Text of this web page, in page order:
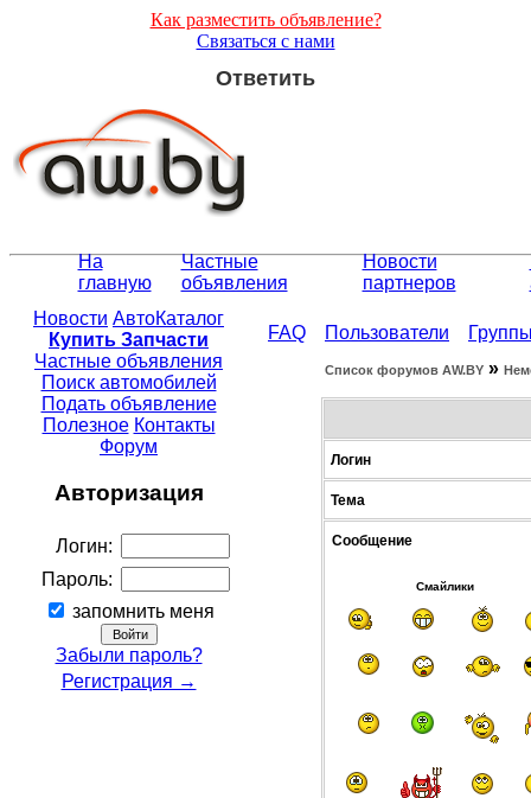
Как разместить объявление?
Связаться с нами
Ответить
На
главную
Частные
объявления
Новости
партнеров
Новости АвтоКаталог
Купить Запчасти
Частные объявления
Поиск автомобилей
Подать объявление
Полезное Контакты
Форум
Авторизация
Логин:
Пароль:
запомнить меня
Забыли пароль?
Регистрация →
FAQ Пользователи
Список форумов АW.BY »
Логин
Тема
Сообщение
Смайлики